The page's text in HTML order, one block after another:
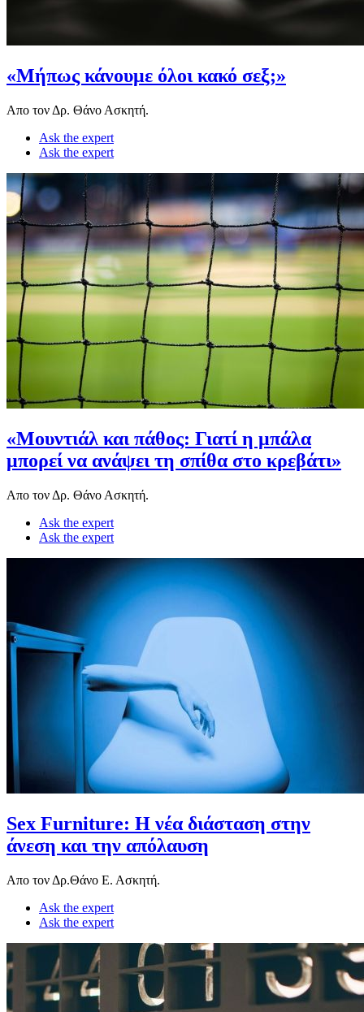
«Μήπως κάνουμε όλοι κακό σεξ;»
Απο τον Δρ. Θάνο Ασκητή.
Ask the expert
Ask the expert
«Μουντιάλ και πάθος: Γιατί η μπάλα
μπορεί να ανάψει τη σπίθα στο κρεβάτι»
Απο τον Δρ. Θάνο Ασκητή.
Ask the expert
Ask the expert
Sex Furniture: Η νέα διάσταση στην
άνεση και την απόλαυση
Απο τον Δρ.Θάνο Ε. Ασκητή.
Ask the expert
Ask the expert